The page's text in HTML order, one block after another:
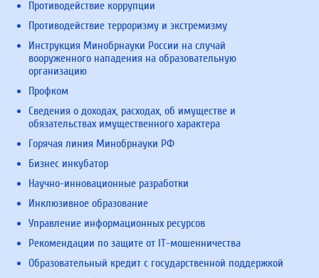
Противодействие коррупции
Противодействие терроризму и экстремизму
Инструкция Минобрнауки России на случай
вооруженного нападения на образовательную
организацию
Профком
Сведения о доходах, расходах, об имуществе и
обязательствах имущественного характера
Горячая линия Минобрнауки РФ
Бизнес инкубатор
Научно-инновационные разработки
Инклюзивное образование
Управление информационных ресурсов
Рекомендации по защите от IT-мошенничества
Образовательный кредит с государственной поддержкой